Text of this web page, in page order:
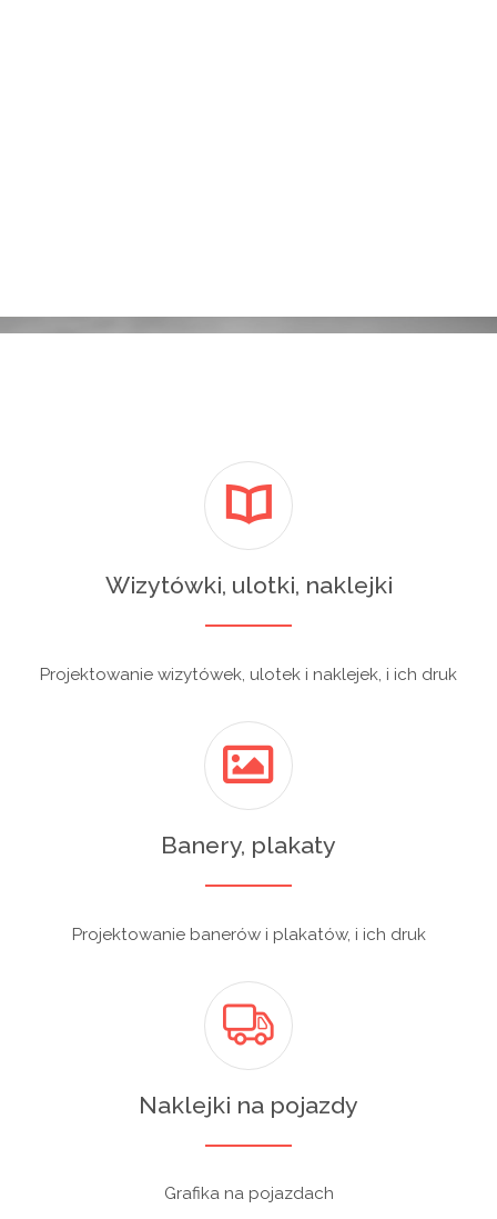
Wizytówki, ulotki, naklejki
Projektowanie wizytówek, ulotek i naklejek, i ich druk
Banery, plakaty
Projektowanie banerów i plakatów, i ich druk
Naklejki na pojazdy
Grafika na pojazdach